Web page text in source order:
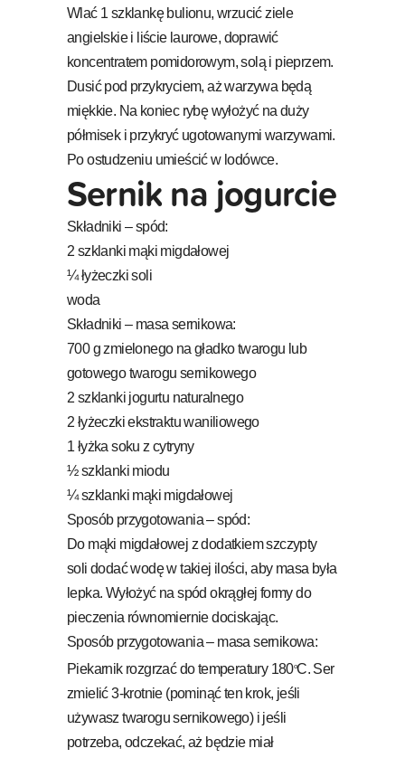
Wlać 1 szklankę bulionu, wrzucić ziele
angielskie i liście laurowe, doprawić
koncentratem pomidorowym, solą i pieprzem.
Dusić pod przykryciem, aż warzywa będą
miękkie. Na koniec rybę wyłożyć na duży
półmisek i przykryć ugotowanymi warzywami.
Po ostudzeniu umieścić w lodówce.
Sernik na jogurcie
Składniki – spód:
2 szklanki mąki migdałowej
¼ łyżeczki soli
woda
Składniki – masa sernikowa:
700 g zmielonego na gładko twarogu lub
gotowego twarogu sernikowego
2 szklanki jogurtu naturalnego
2 łyżeczki ekstraktu waniliowego
1 łyżka soku z cytryny
½ szklanki miodu
¼ szklanki mąki migdałowej
Sposób przygotowania – spód:
Do mąki migdałowej z dodatkiem szczypty
soli dodać wodę w takiej ilości, aby masa była
lepka. Wyłożyć na spód okrągłej formy do
pieczenia równomiernie dociskając.
Sposób przygotowania – masa sernikowa:
Piekarnik rozgrzać do temperatury 180oC. Ser
zmielić 3-krotnie (pominąć ten krok, jeśli
używasz twarogu sernikowego) i jeśli
potrzeba, odczekać, aż będzie miał